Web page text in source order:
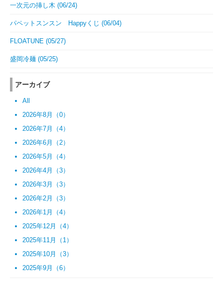
一次元の挿し木 (06/24)
パペットスンスン Happyくじ (06/04)
FLOATUNE (05/27)
盛岡冷麺 (05/25)
アーカイブ
All
2026年8月（0）
2026年7月（4）
2026年6月（2）
2026年5月（4）
2026年4月（3）
2026年3月（3）
2026年2月（3）
2026年1月（4）
2025年12月（4）
2025年11月（1）
2025年10月（3）
2025年9月（6）